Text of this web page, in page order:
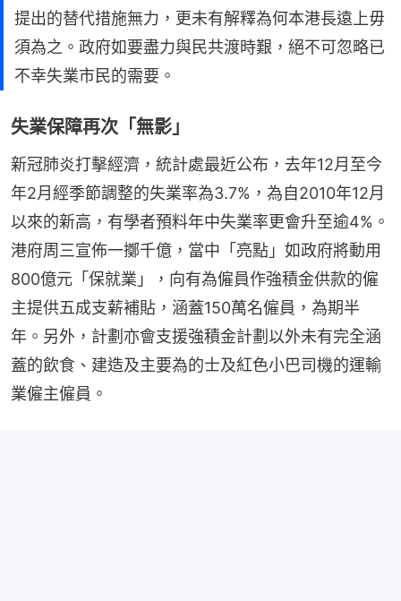
提出的替代措施無力，更未有解釋為何本港長遠上毋
須為之。政府如要盡力與民共渡時艱，絕不可忽略已
不幸失業市民的需要。
失業保障再次「無影」
新冠肺炎打擊經濟，統計處最近公布，去年12月至今
年2月經季節調整的失業率為3.7%，為自2010年12月
以來的新高，有學者預料年中失業率更會升至逾4%。
港府周三宣佈一擲千億，當中「亮點」如政府將動用
800億元「保就業」，向有為僱員作強積金供款的僱
主提供五成支薪補貼，涵蓋150萬名僱員，為期半
年。另外，計劃亦會支援強積金計劃以外未有完全涵
蓋的飲食、建造及主要為的士及紅色小巴司機的運輸
業僱主僱員。